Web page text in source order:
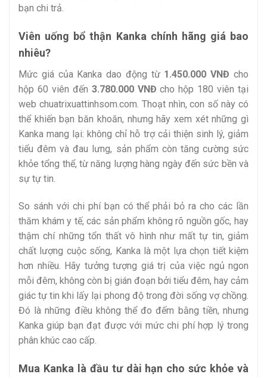
bạn chi trả.
Viên uống bổ thận Kanka chính hãng giá bao
nhiêu?
Mức giá của Kanka dao động từ 1.450.000 VNĐ cho
hộp 60 viên đến 3.780.000 VNĐ cho hộp 180 viên tại
web chuatrixuattinhsom.com. Thoạt nhìn, con số này có
thể khiến bạn băn khoăn, nhưng hãy xem xét những gì
Kanka mang lại: không chỉ hỗ trợ cải thiện sinh lý, giảm
tiểu đêm và đau lưng, sản phẩm còn tăng cường sức
khỏe tổng thể, từ năng lượng hàng ngày đến sức bền và
sự tự tin.
So sánh với chi phí bạn có thể phải bỏ ra cho các lần
thăm khám y tế, các sản phẩm không rõ nguồn gốc, hay
thậm chí những tổn thất vô hình như mất tự tin, giảm
chất lượng cuộc sống, Kanka là một lựa chọn tiết kiệm
hơn nhiều. Hãy tưởng tượng giá trị của việc ngủ ngon
mỗi đêm, không còn bị gián đoạn bởi tiểu đêm, hay cảm
giác tự tin khi lấy lại phong độ trong đời sống vợ chồng.
Đó là những điều không thể đo đếm bằng tiền, nhưng
Kanka giúp bạn đạt được với mức chi phí hợp lý trong
phân khúc cao cấp.
Mua Kanka là đầu tư dài hạn cho sức khỏe và